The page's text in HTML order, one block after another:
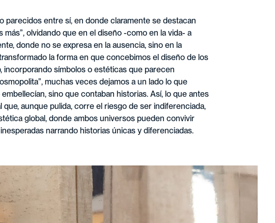
parecidos entre sí, en donde claramente se destacan
olvidando que en el diseño -como en la vida- a
donde no se expresa en la ausencia, sino en la
la forma en que concebimos el diseño de los
símbolos o estéticas que parecen
muchas veces dejamos a un lado lo que
sino que contaban historias. Así, lo que antes
aunque pulida, corre el riesgo de ser indiferenciada,
global, donde ambos universos pueden convivir
narrando historias únicas y diferenciadas.